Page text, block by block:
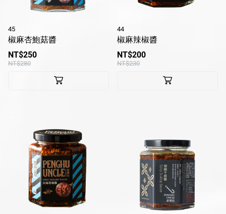
45
椒麻杏鮑菇醬
NT$250
NT$280
44
椒麻辣椒醬
NT$200
NT$230